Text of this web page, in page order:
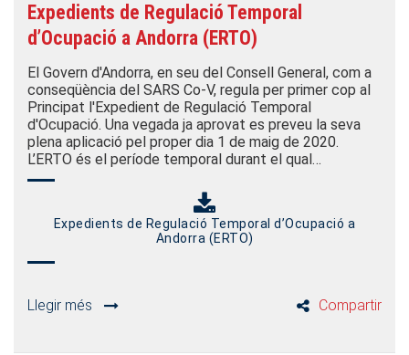
Expedients de Regulació Temporal
d’Ocupació a Andorra (ERTO)
El Govern d'Andorra, en seu del Consell General, com a
conseqüència del SARS Co-V, regula per primer cop al
Principat l'Expedient de Regulació Temporal
d'Ocupació. Una vegada ja aprovat es preveu la seva
plena aplicació pel proper dia 1 de maig de 2020.
L’ERTO és el període temporal durant el qual…
Expedients de Regulació Temporal d’Ocupació a
Andorra (ERTO)
Llegir més Compartir